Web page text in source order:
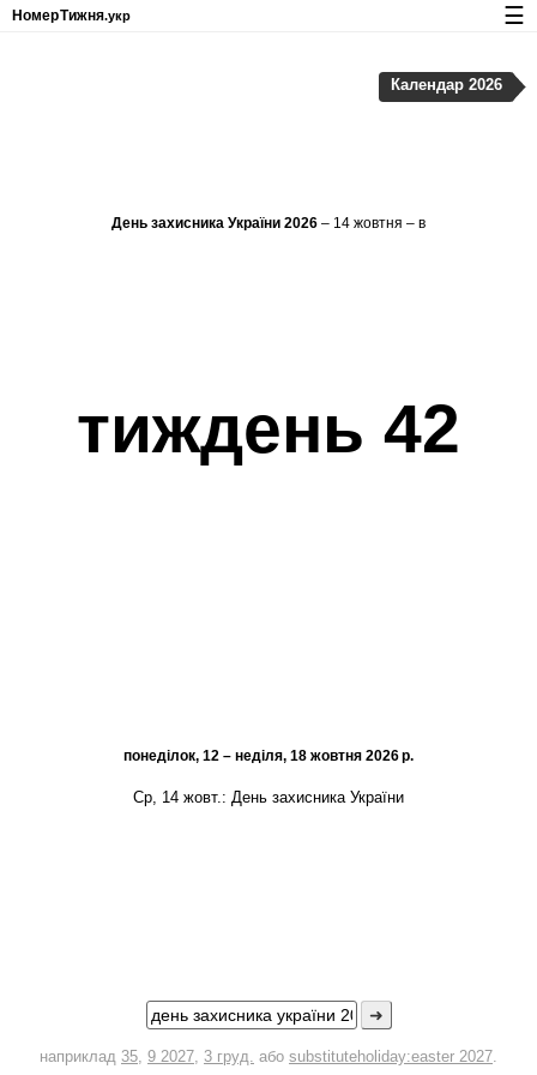
День захисника України 2026 – 14 жовтня – в
тиждень 42
понеділок, 12 – неділя, 18 жовтня 2026 р.
Ср, 14 жовт.: День захисника України
➜
наприклад 35, 9 2027, 3 груд. або substituteholiday:easter 2027.
Календар 2026
НомерТижня.укр ☰